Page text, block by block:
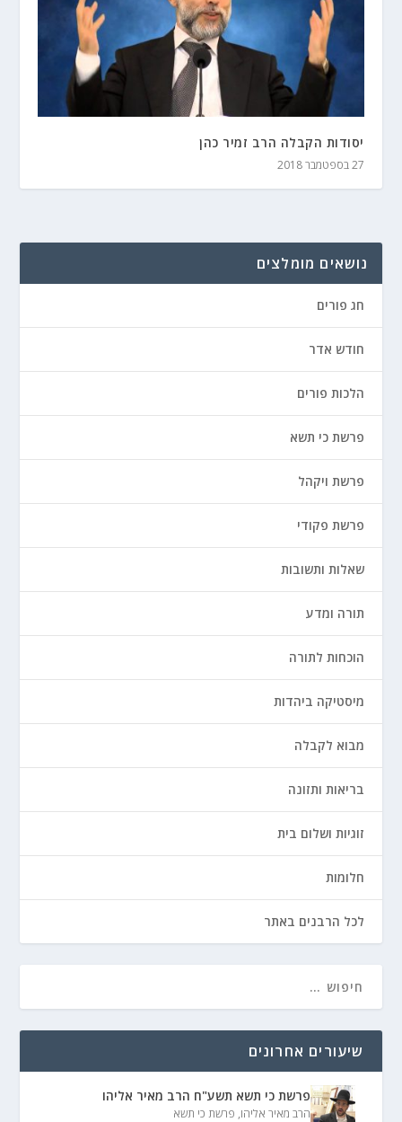
יסודות הקבלה הרב זמיר כהן
27 בספטמבר 2018
נושאים מומלצים
חג פורים
חודש אדר
הלכות פורים
פרשת כי תשא
פרשת ויקהל
פרשת פקודי
שאלות ותשובות
תורה ומדע
הוכחות לתורה
מיסטיקה ביהדות
מבוא לקבלה
בריאות ותזונה
זוגיות ושלום בית
חלומות
לכל הרבנים באתר
שיעורים אחרונים
פרשת כי תשא תשע"ח הרב מאיר אליהו
הרב מאיר אליהו, פרשת כי תשא